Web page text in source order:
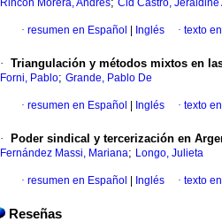
Rincón Morera, Andrés Cid Castro, Jeraldine
· resumen en Español Inglés · texto
· Triangulación y métodos mixtos en
Forni, Pablo; Grande, Pablo De
· resumen en Español Inglés · texto
· Poder sindical y tercerización en
Fernández Massi, Mariana; Longo, Julieta
· resumen en Español Inglés · texto
Reseñas